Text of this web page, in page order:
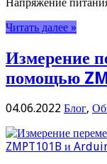
Читать далее »
Измерение
помощью
04.06.2022 Блог,